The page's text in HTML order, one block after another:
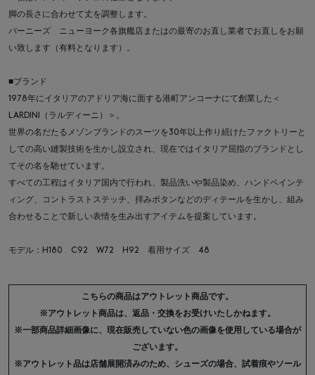
脚の長さに合わせて丈を調整します。
バーニーズ ニューヨーク各旗艦店またはの最寄のお直し業者でお直しをお願
い致します（有料となります）。
■ブランド
1978年にイタリアのアドリア海に面する港町アンコーナにて創業した＜
LARDINI（ラルディーニ）＞。
世界の名だたるメゾンブランドのスーツを30年以上作り続けたファクトリーと
しての高い縫製技術を生かし設立され、現在ではイタリア屈指のブランドとし
てその名を馳せています。
すべての工程はイタリア国内で行われ、製品洗いや製品染め、ハンドペインテ
ィング、コントラストステッチ、拝みボタンなどのディテールを生かし、組み
合わせることで新しい表情を生み出すアイテムを提案しています。
モデル：H180 C92 W72 H92 着用サイズ 48
こちらの商品はアウトレット商品です。
※アウトレット商品は、返品・交換をお受けいたしかねます。
※一部商品詳細画像に、現在販売していない色の画像を使用している場合が
ございます。
※アウトレット品は店舗展開済みのため、シューズの場合、試着痕やソール